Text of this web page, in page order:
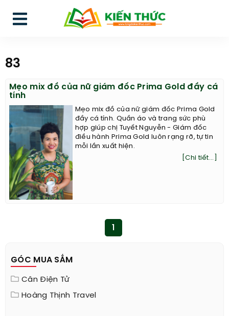
83
Mẹo mix đồ của nữ giám đốc Prima Gold đầy cá
tính
Mẹo mix đồ của nữ giám đốc Prima Gold
đầy cá tính. Quần áo và trang sức phù
hợp giúp chị Tuyết Nguyễn - Giám đốc
điều hành Prima Gold luôn rạng rỡ, tự tin
mỗi lần xuất hiện.
[Chi tiết...]
1
GÓC MUA SẮM
Cân Điện Tử
Hoàng Thịnh Travel